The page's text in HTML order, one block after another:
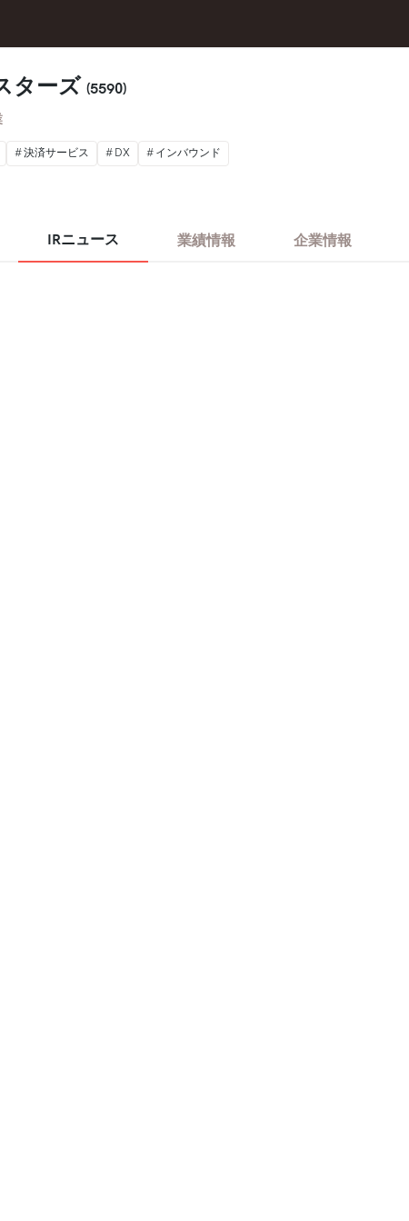
ターズ (5590)
決済サービス DX インバウンド
IRニュース 業績情報 企業情報